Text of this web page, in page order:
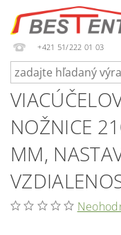
+421 51/222 01 03
NOŽNICE
MM,